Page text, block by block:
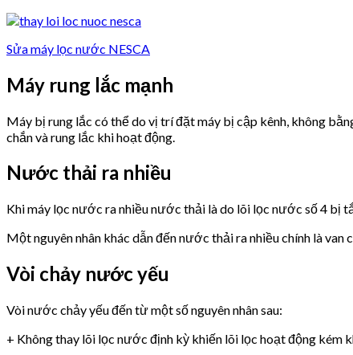
Sửa máy lọc nước NESCA
Máy rung lắc mạnh
Máy bị rung lắc có thể do vị trí đặt máy bị cập kênh, không
chắn và rung lắc khi hoạt động.
Nước thải ra nhiều
Khi máy lọc nước ra nhiều nước thải là do lõi lọc nước số 4 bị
Một nguyên nhân khác dẫn đến nước thải ra nhiều chính là
Vòi chảy nước yếu
Vòi nước chảy yếu đến từ một số nguyên nhân sau:
+ Không thay lõi lọc nước định kỳ khiến lõi lọc hoạt động kém